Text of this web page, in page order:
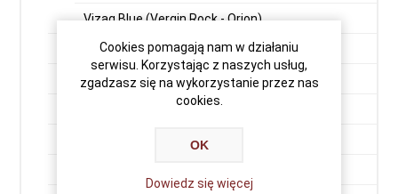
Vizag Blue (Vergin Rock - Orion)
Premium Black
Indian Aurora
Cookies pomagają nam w działaniu
serwisu. Korzystając z naszych usług,
zgadzasz się na wykorzystanie przez nas
cookies.
OK
Dowiedz się więcej